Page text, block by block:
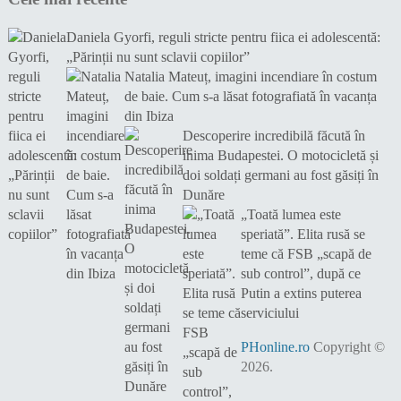
Daniela Gyorfi, reguli stricte pentru fiica ei adolescentă:
„Părinții nu sunt sclavii copiilor”
Natalia Mateuț, imagini incendiare în costum
de baie. Cum s-a lăsat fotografiată în vacanța
din Ibiza
Descoperire incredibilă făcută în
inima Budapestei. O motocicletă și
doi soldați germani au fost găsiți în
Dunăre
„Toată lumea este
speriată”. Elita rusă se
teme că FSB „scapă de
sub control”, după ce
Putin a extins puterea
serviciului
PHonline.roCopyright ©
2026.